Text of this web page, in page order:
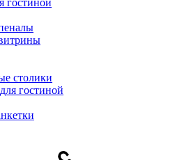
столики
гостиной